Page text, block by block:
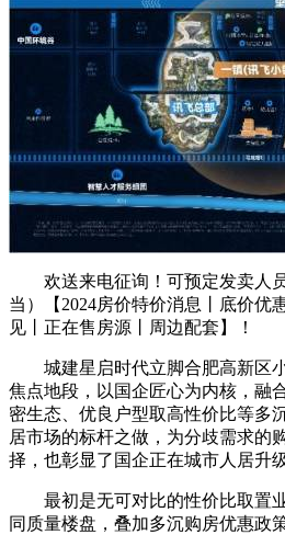
欢送来电征询！可预定发卖人
当）【2024房价特价消息丨底价优
见丨正在售房源丨周边配套】！
城建星启时代立脚合肥高新区
焦点地段，以国企匠心为内核，融
密生态、优良户型取高性价比等多
居市场的标杆之做，为分歧需求的
择，也彰显了国企正在城市人居升
最初是无可对比的性价比取置业
同质量楼盘，叠加多沉购房优惠政